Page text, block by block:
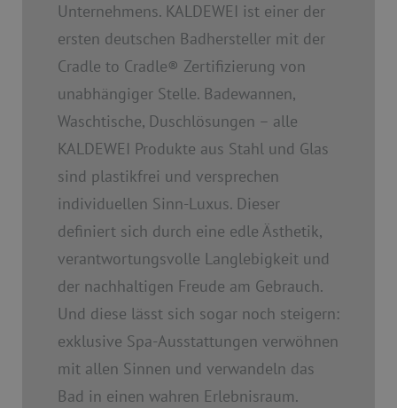
Unternehmens. KALDEWEI ist einer der
ersten deutschen Badhersteller mit der
Cradle to Cradle® Zertifizierung von
unabhängiger Stelle. Badewannen,
Waschtische, Duschlösungen – alle
KALDEWEI Produkte aus Stahl und Glas
sind plastikfrei und versprechen
individuellen Sinn-Luxus. Dieser
definiert sich durch eine edle Ästhetik,
verantwortungsvolle Langlebigkeit und
der nachhaltigen Freude am Gebrauch.
Und diese lässt sich sogar noch steigern:
exklusive Spa-Ausstattungen verwöhnen
mit allen Sinnen und verwandeln das
Bad in einen wahren Erlebnisraum.